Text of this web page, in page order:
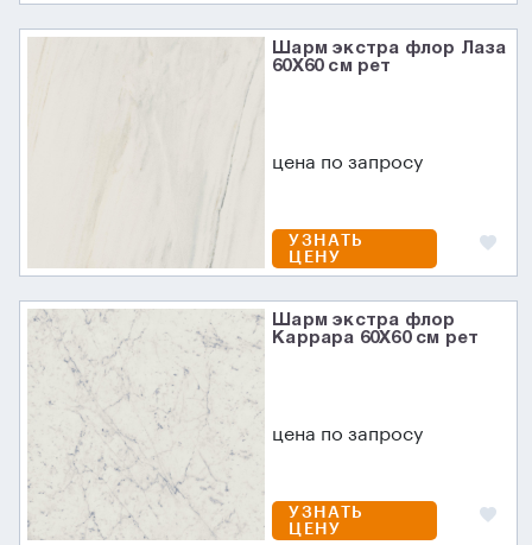
Шарм экстра флор Лаза
60X60 см рет
цена по запросу
УЗНАТЬ
ЦЕНУ
Шарм экстра флор
Каррара 60X60 см рет
цена по запросу
УЗНАТЬ
ЦЕНУ